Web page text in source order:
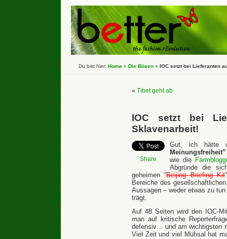
Du bist hier: Home » Die Bösen » IOC setzt bei Lieferanten
« Tibet geht ab
IOC setzt bei
Sklavenarbeit!
Share
Gut, ich hätte
Meinungsfreiheit”
wie die
Abgründe die
geheimen “Beijing Briefing Kit
Bereiche des
Aussagen – weder etwas zu
trägt.
Auf 48 Seiten wird den IOC-
man auf kritische
defensiv… und am wichtigsten
Viel Zeit und viel Mühsal hat